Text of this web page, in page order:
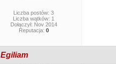
Liczba postów: 3
Liczba wątków: 1
Dołączył: Nov 2014
Reputacja: 0
Egiliam